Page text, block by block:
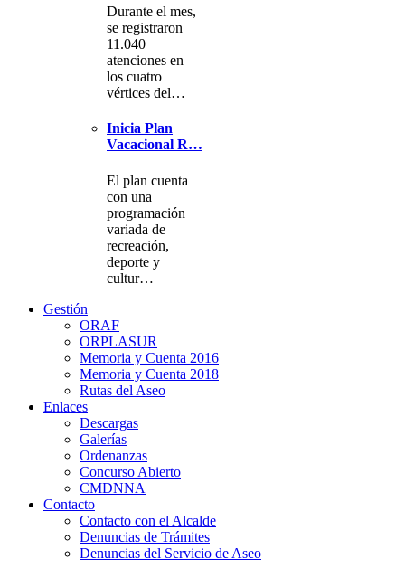
Durante el mes,
se registraron
11.040
atenciones en
los cuatro
vértices del…
Inicia Plan
Vacacional R…
El plan cuenta
con una
programación
variada de
recreación,
deporte y
cultur…
Gestión
ORAF
ORPLASUR
Memoria y Cuenta 2016
Memoria y Cuenta 2018
Rutas del Aseo
Enlaces
Descargas
Galerías
Ordenanzas
Concurso Abierto
CMDNNA
Contacto
Contacto con el Alcalde
Denuncias de Trámites
Denuncias del Servicio de Aseo